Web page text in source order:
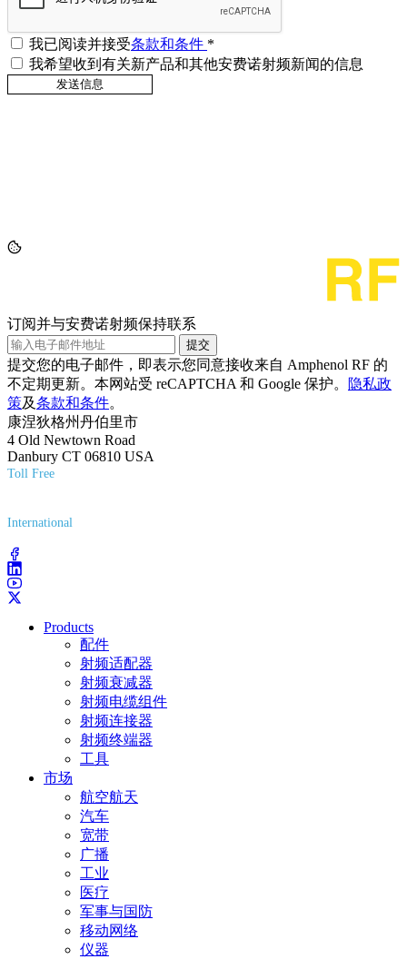
我已阅读并接受条款和条件 *
我希望收到有关新产品和其他安费诺射频新闻的信息
订阅并与安费诺射频保持联系
提交
提交您的电子邮件，即表示您同意接收来自 Amphenol RF 的
不定期更新。本网站受 reCAPTCHA 和 Google 保护。
隐私政
策及条款和条件。
康涅狄格州丹伯里市
4 Old Newtown Road
Danbury CT 06810 USA
Toll Free
International
Products
配件
射频适配器
射频衰减器
射频电缆组件
射频连接器
射频终端器
工具
市场
航空航天
汽车
宽带
广播
工业
医疗
军事与国防
移动网络
仪器